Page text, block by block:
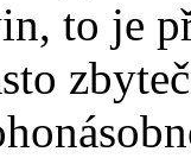
to je